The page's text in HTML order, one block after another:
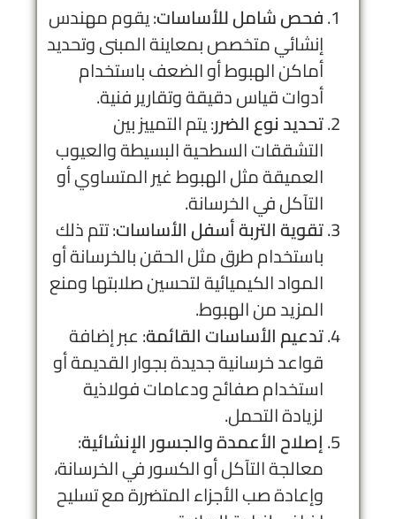
فحص شامل للأساسات: يقوم مهندس
إنشائي متخصص بمعاينة المبنى وتحديد
أماكن الهبوط أو الضعف باستخدام
أدوات قياس دقيقة وتقارير فنية.
تحديد نوع الضرر: يتم التمييز بين
التشققات السطحية البسيطة والعيوب
العميقة مثل الهبوط غير المتساوي أو
التآكل في الخرسانة.
تقوية التربة أسفل الأساسات: تتم ذلك
باستخدام طرق مثل الحقن بالخرسانة أو
المواد الكيميائية لتحسين صلابتها ومنع
المزيد من الهبوط.
تدعيم الأساسات القائمة: عبر إضافة
قواعد خرسانية جديدة بجوار القديمة أو
استخدام صفائح ودعامات فولاذية
لزيادة التحمل.
إصلاح الأعمدة والجسور الإنشائية:
معالجة التآكل أو الكسور في الخرسانة،
وإعادة صب الأجزاء المتضررة مع تسليح